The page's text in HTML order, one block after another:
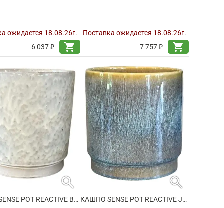
ожидается 18.08.26г.
6 037 ₽
shopping_cart
Поставка ожидается 18.08.26г.
7 757 ₽
shopping_cart
search
КАШПО SENSE POT REACTIVE BEIGE
search
КАШПО SENSE POT REACTIVE JADE BLUE